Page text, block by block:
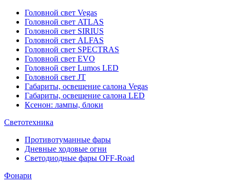
Головной свет Vegas
Головной свет ATLAS
Головной свет SIRIUS
Головной свет ALFAS
Головной свет SPECTRAS
Головной свет EVO
Головной свет Lumos LED
Головной свет JT
Габариты, освещение салона Vegas
Габариты, освещение салона LED
Ксенон: лампы, блоки
Светотехника
Противотуманные фары
Дневные ходовые огни
Светодиодные фары OFF-Road
Фонари